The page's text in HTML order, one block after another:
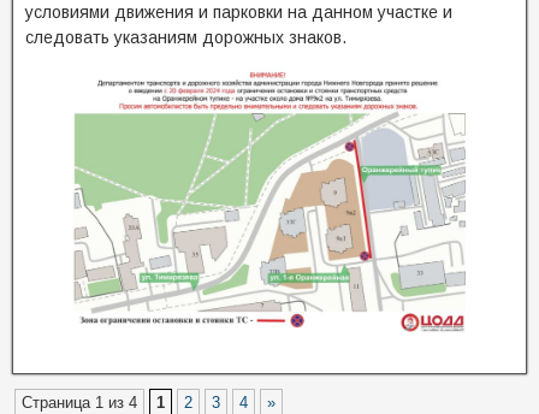
условиями движения и парковки на данном участке и
следовать указаниям дорожных знаков.
Страница 1 из 4 1 2 3 4 »